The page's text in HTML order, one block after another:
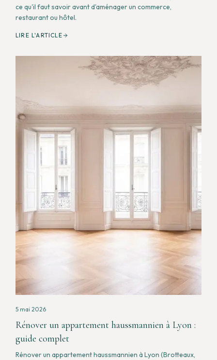
ce qu'il faut savoir avant d'aménager un commerce,
restaurant ou hôtel.
LIRE L'ARTICLE
5 mai 2026
Rénover un appartement haussmannien à Lyon :
guide complet
Rénover un appartement haussmannien à Lyon (Brotteaux,